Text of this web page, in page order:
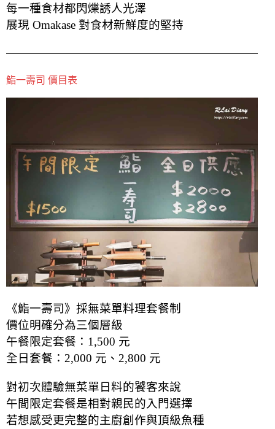
每一種食材都閃爍誘人光澤
展現 Omakase 對食材新鮮度的堅持
鮨一壽司 價目表
《鮨一壽司》採無菜單料理套餐制
價位明確分為三個層級
午餐限定套餐：1,500 元
全日套餐：2,000 元、2,800 元
對初次體驗無菜單日料的饕客來說
午間限定套餐是相對親民的入門選擇
若想感受更完整的主廚創作與頂級魚種